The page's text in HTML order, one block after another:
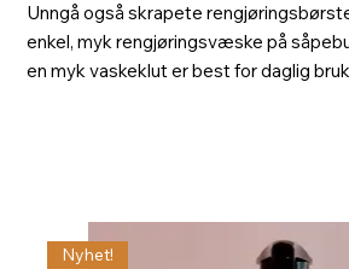
Unngå også skrapete
enkel, myk rengjøringsvæske på
en myk vaskeklut er best for daglig
Nyhet!